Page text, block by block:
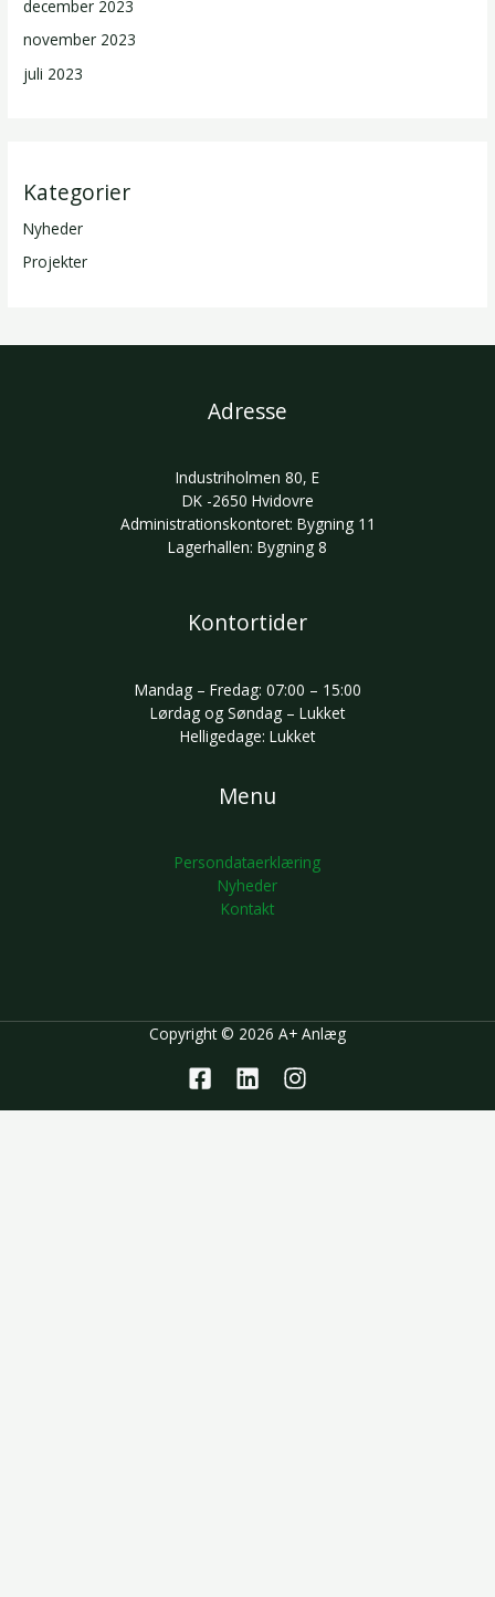
december 2023
november 2023
juli 2023
Kategorier
Nyheder
Projekter
Adresse
Industriholmen 80, E
DK -2650 Hvidovre
Administrationskontoret: Bygning 11
Lagerhallen: Bygning 8
Kontortider
Mandag – Fredag: 07:00 – 15:00
Lørdag og Søndag – Lukket
Helligedage: Lukket
Menu
Persondataerklæring
Nyheder
Kontakt
Copyright © 2026 A+ Anlæg